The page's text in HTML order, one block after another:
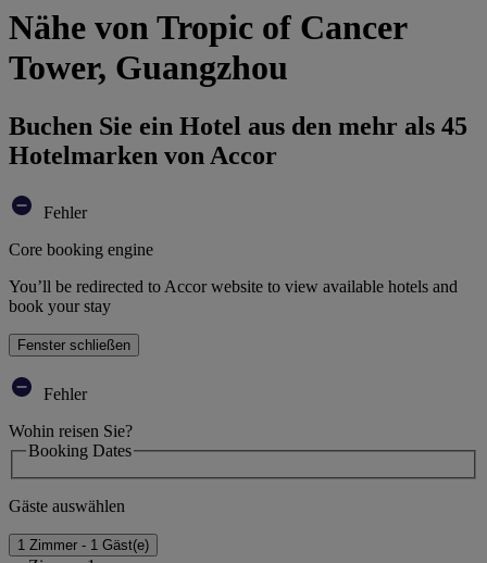
Nähe von Tropic of Cancer
Tower, Guangzhou
Buchen Sie ein Hotel aus den mehr als 45
Hotelmarken von Accor
Fehler
Core booking engine
You’ll be redirected to Accor website to view available hotels and
book your stay
Fenster schließen
Fehler
Wohin reisen Sie?
Booking Dates
Gäste auswählen
1 Zimmer - 1 Gäst(e)